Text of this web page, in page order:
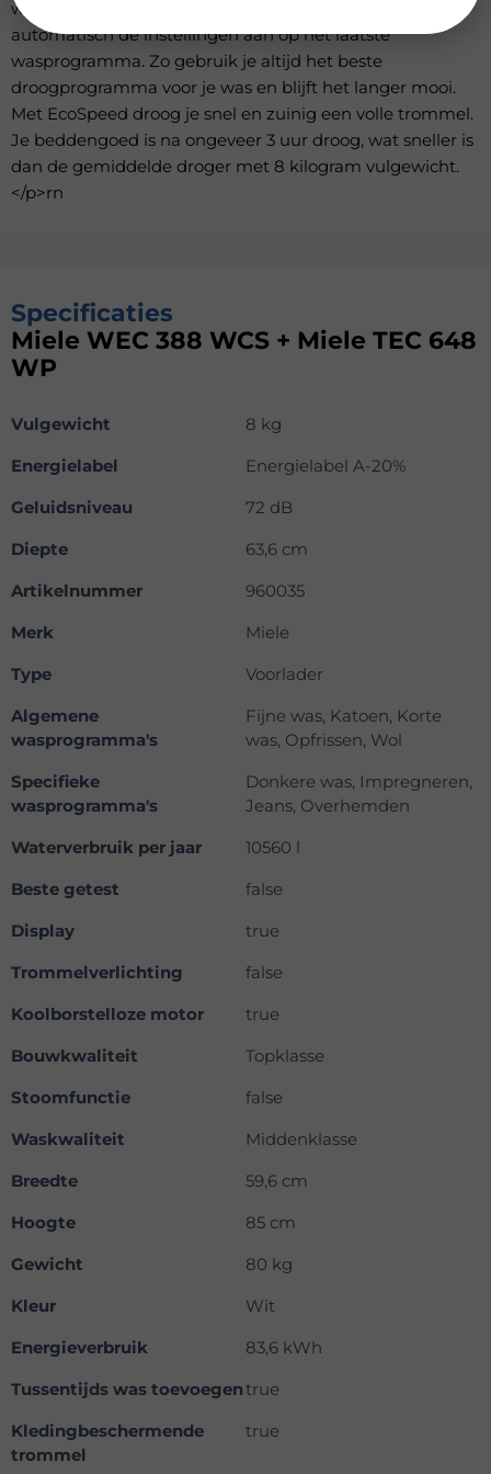
wasmachine. Met dit programma past de droger
automatisch de instellingen aan op het laatste
wasprogramma. Zo gebruik je altijd het beste
droogprogramma voor je was en blijft het langer mooi.
Met EcoSpeed droog je snel en zuinig een volle trommel.
Je beddengoed is na ongeveer 3 uur droog, wat sneller is
dan de gemiddelde droger met 8 kilogram vulgewicht.
</p>rn
Specificaties
Miele WEC 388 WCS + Miele TEC 648
WP
Vulgewicht
8 kg
Energielabel
Energielabel A-20%
Geluidsniveau
72 dB
Diepte
63,6 cm
Artikelnummer
960035
Merk
Miele
Type
Voorlader
Algemene
wasprogramma's
Fijne was, Katoen, Korte
was, Opfrissen, Wol
Specifieke
wasprogramma's
Donkere was, Impregneren,
Jeans, Overhemden
Waterverbruik per jaar
10560 l
Beste getest
false
Display
true
Trommelverlichting
false
Koolborstelloze motor
true
Bouwkwaliteit
Topklasse
Stoomfunctie
false
Waskwaliteit
Middenklasse
Breedte
59,6 cm
Hoogte
85 cm
Gewicht
80 kg
Kleur
Wit
Energieverbruik
83,6 kWh
Tussentijds was toevoegentrue
Kledingbeschermende
trommel
true